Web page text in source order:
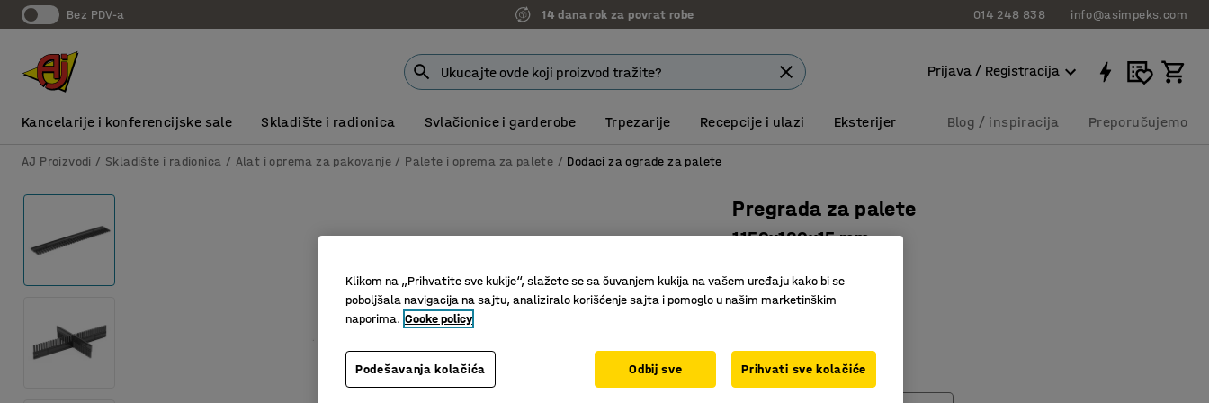
bez PDV-a 14 dana rok za povrat robe 014 248 838 info@asimpeks.com
Prijava / Registracija
Kancelarije i konferencijske sale Skladište i radionica Svlačionice i garderobe Trpezarije Recepcije i ulazi Eksterijer Blog / inspiracija Preporučujemo
AJ Proizvodi Skladište i radionica Alat i oprema za pakovanje Palete i oprema za palete Dodaci za ograde za palete
Pregrada za palete
1150x180x15 mm
Reciklirana plastika
Klikom na „Prihvatite sve kukije“, slažete se sa čuvanjem kukija na vašem uređaju kako bi se
poboljšala navigacija na sajtu, analiziralo korišćenje sajta i pomoglo u našim marketinškim
naporima. Cooke policy
Podešavanja kolačića Odbij sve Prihvati sve kolačiće